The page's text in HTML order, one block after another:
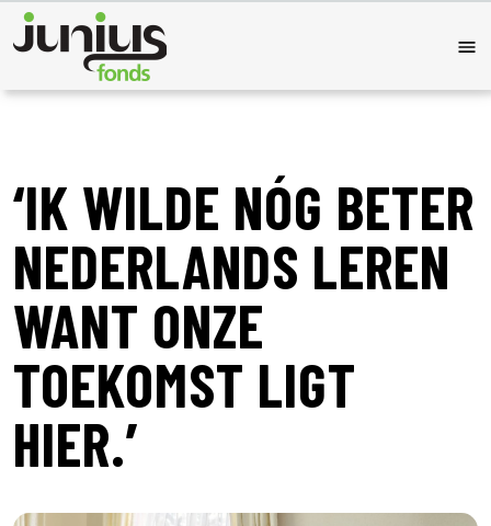
‘IK WILDE NÓG BETER
NEDERLANDS LEREN
WANT ONZE
TOEKOMST LIGT
HIER.’